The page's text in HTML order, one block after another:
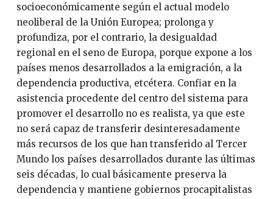
socioeconómicamente según el actual modelo
neoliberal de la Unión Europea; prolonga y
profundiza, por el contrario, la desigualdad
regional en el seno de Europa, porque expone a los
países menos desarrollados a la emigración, a la
dependencia productiva, etcétera. Confiar en la
asistencia procedente del centro del sistema para
promover el desarrollo no es realista, ya que este
no será capaz de transferir desinteresadamente
más recursos de los que han transferido al Tercer
Mundo los países desarrollados durante las últimas
seis décadas, lo cual básicamente preserva la
dependencia y mantiene gobiernos procapitalistas